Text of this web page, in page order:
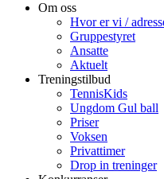
Om oss
Hvor er vi /
Gruppestyret
Ansatte
Aktuelt
Treningstilbud
TennisKids
Ungdom Gul ball
Priser
Voksen
Privattimer
Drop in treninger